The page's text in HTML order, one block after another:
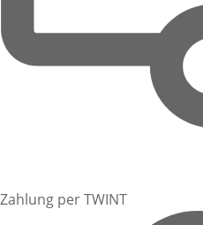
Zahlung per TWINT